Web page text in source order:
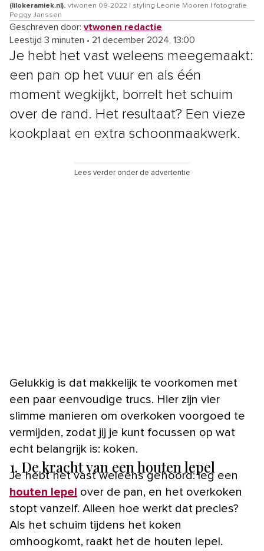
(lilokeramiek.nl). vtwonen 09-2022 | styling Leonie Mooren | fotografie
Peggy Janssen
Geschreven door: vtwonen redactie
Leestijd 3 minuten • 21 december 2024, 13:00
Je hebt het vast weleens meegemaakt:
een pan op het vuur en als één
moment wegkijkt, borrelt het schuim
over de rand. Het resultaat? Een vieze
kookplaat en extra schoonmaakwerk.
Lees verder onder de advertentie
Gelukkig is dat makkelijk te voorkomen met
een paar eenvoudige trucs. Hier zijn vier
slimme manieren om overkoken voorgoed te
vermijden, zodat jij je kunt focussen op wat
echt belangrijk is: koken.
1. De kracht van een houten lepel
Je hebt het vast weleens gehoord: leg een
houten lepel over de pan, en het overkoken
stopt vanzelf. Alleen hoe werkt dat precies?
Als het schuim tijdens het koken
omhoogkomt, raakt het de houten lepel.